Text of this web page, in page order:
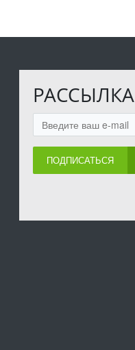
РАССЫЛКА
ПОДПИСАТЬСЯ